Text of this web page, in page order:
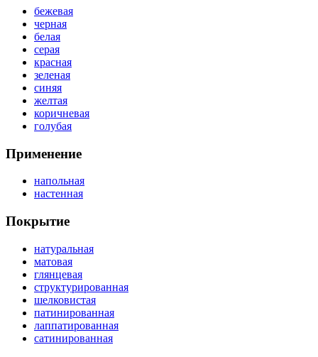
бежевая
черная
белая
серая
красная
зеленая
синяя
желтая
коричневая
голубая
Применение
напольная
настенная
Покрытие
натуральная
матовая
глянцевая
структурированная
шелковистая
патинированная
лаппатированная
сатинированная